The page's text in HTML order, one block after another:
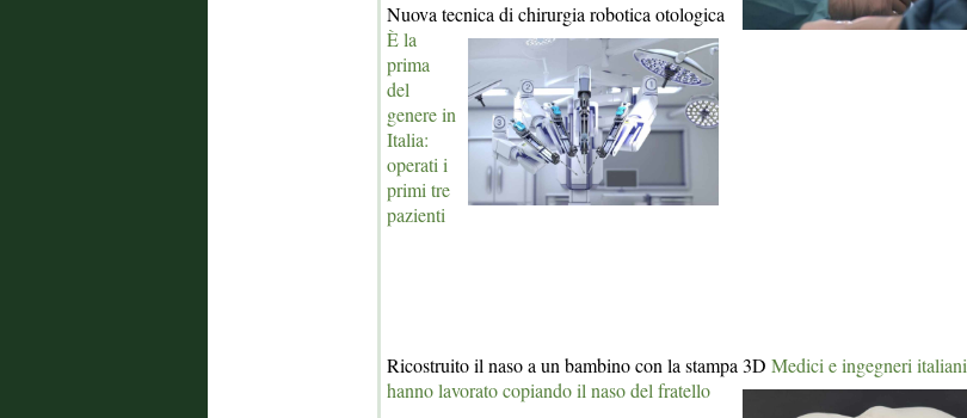
Nuova tecnica di chirurgia robotica otologica
È la
prima
del
genere in
Italia:
operati i
primi tre
pazienti
Ricostruito il naso a un bambino con la stampa 3D Medici e ingegneri italiani
hanno lavorato copiando il naso del fratello